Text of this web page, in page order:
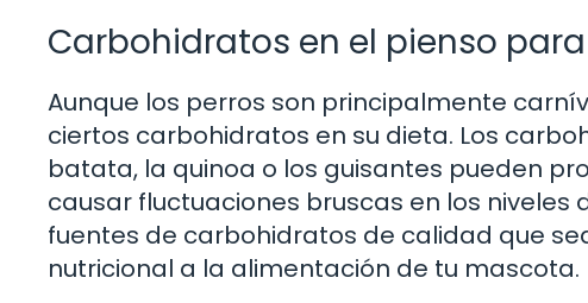
Carbohidratos en el pienso
Aunque los perros son principalmente
ciertos carbohidratos en su dieta. Los
batata, la quinoa o los guisantes pueden
causar fluctuaciones bruscas en los
fuentes de carbohidratos de calidad que
nutricional a la alimentación de tu mascota.